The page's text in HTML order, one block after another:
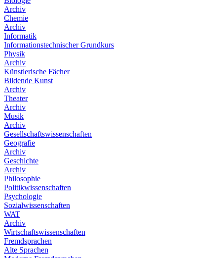
Archiv
Chemie
Archiv
Informatik
Informationstechnischer Grundkurs
Physik
Archiv
Künstlerische Fächer
Bildende Kunst
Archiv
Theater
Archiv
Musik
Archiv
Gesellschaftswissenschaften
Geografie
Archiv
Geschichte
Archiv
Philosophie
Politikwissenschaften
Psychologie
Sozialwissenschaften
WAT
Archiv
Wirtschaftswissenschaften
Fremdsprachen
Alte Sprachen